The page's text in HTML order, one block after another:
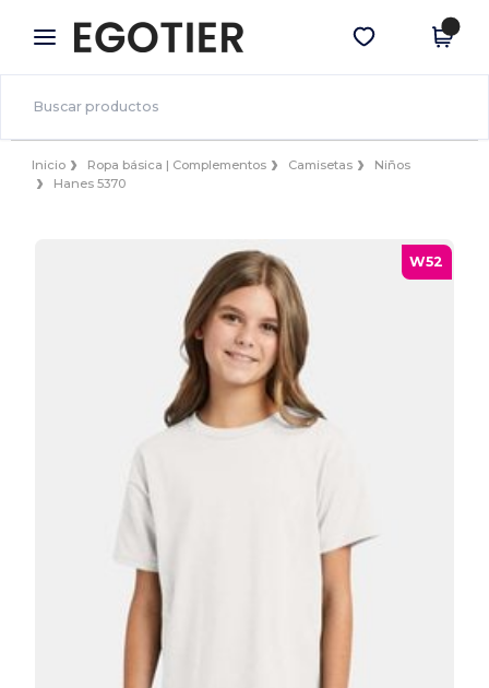
× App de Egotier
¡Mejores precios en app!
Descargar app
Inicio Ropa básica | Complementos Camisetas
Niños
Hanes 5370
W52